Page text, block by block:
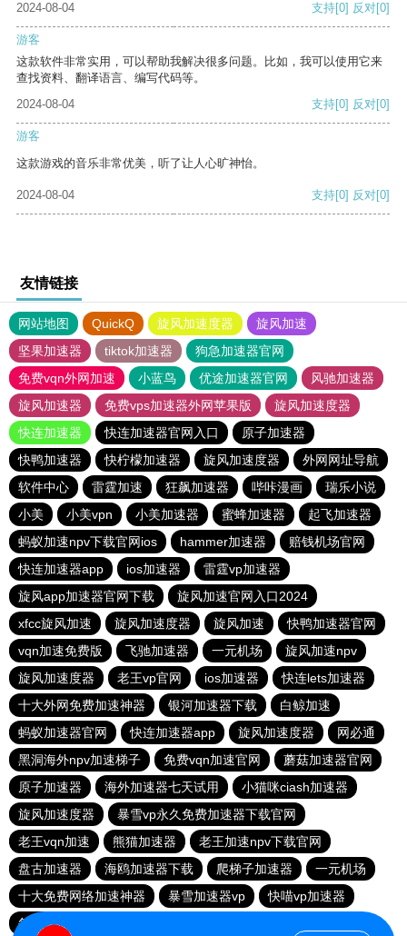
2024-08-04
支持[0] 反对[0]
游客
这款软件非常实用，可以帮助我解决很多问题。比如，我可以使用它来
查找资料、翻译语言、编写代码等。
2024-08-04
支持[0] 反对[0]
游客
这款游戏的音乐非常优美，听了让人心旷神怡。
2024-08-04 支持[0] 反对[0]
友情链接
网站地图 QuickQ 旋风加速度器
旋风加速
坚果加速器
tiktok加速器
狗急加速器官网
免费vqn外网加速
小蓝鸟 优途加速器官网
风驰加速器
旋风加速器
免费vps加速器外网苹果版
旋风加速度器
快连加速器
快连加速器官网入口
原子加速器
快鸭加速器
快柠檬加速器 旋风加速度器
外网网址导航
软件中心
雷霆加速 狂飙加速器 哔咔漫画
瑞乐小说
小美
小美vpn 小美加速器 蜜蜂加速器
起飞加速器
蚂蚁加速npv下载官网ios
hammer加速器
赔钱机场官网
快连加速器app
ios加速器
雷霆vp加速器
旋风app加速器官网下载
旋风加速官网入口2024
xfcc旋风加速
旋风加速度器 旋风加速
快鸭加速器官网
vqn加速免费版
飞驰加速器 一元机场
旋风加速npv
旋风加速度器
老王vp官网 ios加速器
快连lets加速器
十大外网免费加速神器
银河加速器下载
白鲸加速
蚂蚁加速器官网
快连加速器app 旋风加速度器
网必通
黑洞海外npv加速梯子
免费vqn加速官网
蘑菇加速器官网
原子加速器
海外加速器七天试用
小猫咪ciash加速器
旋风加速度器
暴雪vp永久免费加速器下载官网
老王vqn加速
熊猫加速器
老王加速npv下载官网
盘古加速器
海鸥加速器下载 爬梯子加速器
一元机场
十大免费网络加速神器
暴雪加速器vp
快喵vp加速器
每天免费加速器梯子